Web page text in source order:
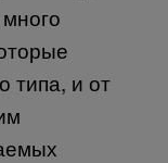
типа, и от